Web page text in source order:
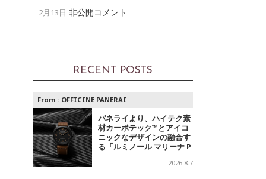
2月13日 非公開コメント
RECENT POSTS
From : OFFICINE PANERAI
パネライより、ハイテク素
材カーボテック™とアイコ
ニックなデザインの融合す
る「ルミノール マリーナ P
2026.8.7